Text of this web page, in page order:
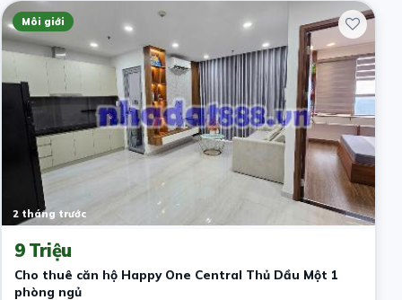
Môi giới
2 tháng trước
9 Triệu
Cho thuê căn hộ Happy One Central Thủ Dầu Một 1
phòng ngủ